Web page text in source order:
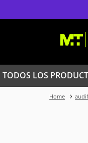
TODOS LOS
Iphone